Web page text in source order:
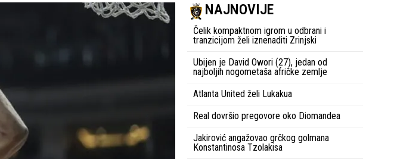
NAJNOVIJE
Čelik kompaktnom igrom u odbrani i
tranzicijom želi iznenaditi Zrinjski
Ubijen je David Owori (27), jedan od
najboljih nogometaša afričke zemlje
Atlanta United želi Lukakua
Real dovršio pregovore oko Diomandea
Jakirović angažovao grčkog golmana
Konstantinosa Tzolakisa